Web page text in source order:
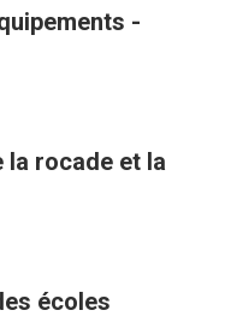
-
la rocade et la
écoles